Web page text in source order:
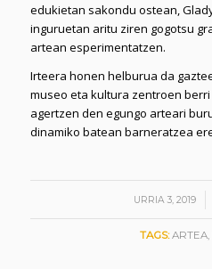
edukietan sakondu ostean,
inguruetan aritu ziren gogotsu
artean esperimentatzen.
Irteera honen helburua da
museo eta kultura zentroen
agertzen den egungo arteari
dinamiko batean barneratzea
URRIA 3, 2019
/
TAGS: ARTEA,